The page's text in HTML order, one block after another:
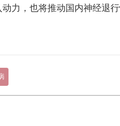
力，也将推动国内神经退